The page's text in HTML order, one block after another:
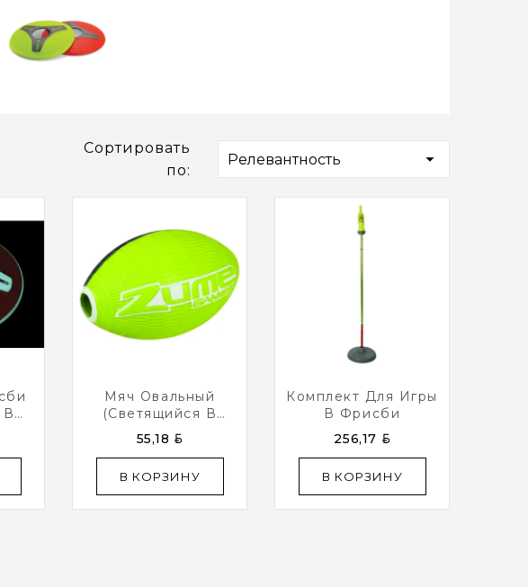
Сортировать
по:
Релевантность 
В
Мяч Овальный
(светящийся В
Темноте)
55,18 BYN
В КОРЗИНУ
Комплект Для Игры
В Фрисби
256,17 BYN
В КОРЗИНУ